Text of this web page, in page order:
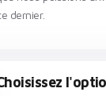
dernier.